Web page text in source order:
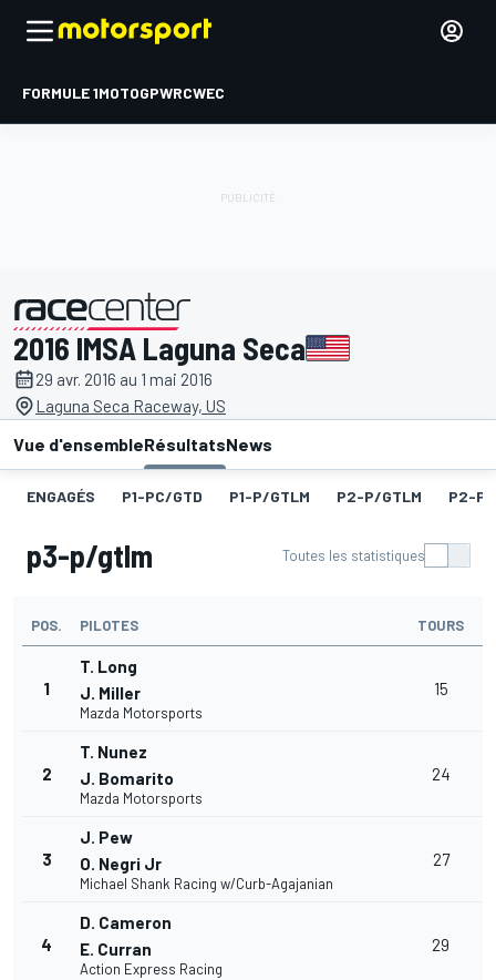
FORMULE 1MOTOGPWRCWEC
présenté par
2016 IMSA Laguna Seca
29 avr. 2016 au 1 mai 2016
Laguna Seca Raceway, US
Vue d'ensembleRésultatsNews
ENGAGÉS P1-PC/GTD P1-P/GTLM P2-P/GTLM P2-
p3-p/gtlm Toutes les statistiques
POS. PILOTES TOURS
1
T. Long
J. Miller
Mazda Motorsports
15
2
T. Nunez
J. Bomarito
Mazda Motorsports
24
3
J. Pew
O. Negri Jr
Michael Shank Racing w/Curb-Agajanian
27
4
D. Cameron
E. Curran
Action Express Racing
29